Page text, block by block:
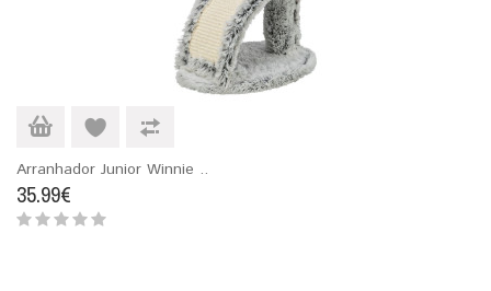
Arranhador Junior Winnie ..
35.99€